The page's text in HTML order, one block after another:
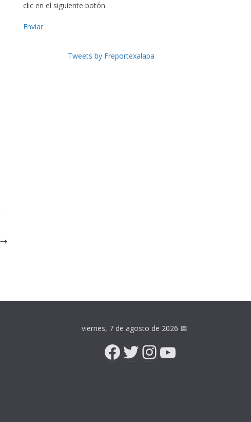
clic en el siguiente botón.
Enviar
Tweets by Freportexalapa
viernes, 7 de agosto de 2026 📅
Facebook
Twitter
Instagram
YouTube